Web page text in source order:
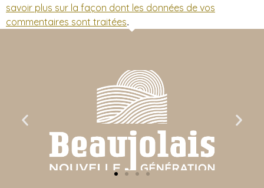
savoir plus sur la façon dont les données de vos
commentaires sont traitées.